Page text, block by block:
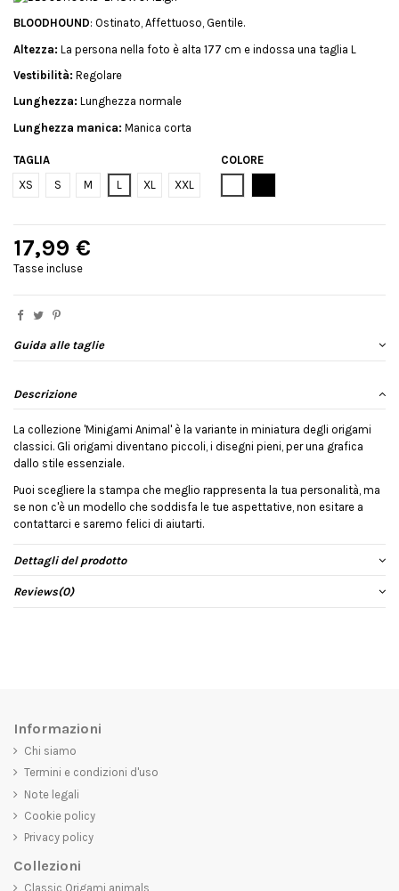
BLOODHOUND: Ostinato, Affettuoso, Gentile.
Altezza: La persona nella foto è alta 177 cm e indossa una taglia L
Vestibilità: Regolare
Lunghezza: Lunghezza normale
Lunghezza manica: Manica corta
TAGLIA
XS
S M L XL XXL
COLORE
17,99 €
Tasse incluse
Guida alle taglie
Descrizione
La collezione 'Minigami Animal' è la variante in miniatura degli origami
classici. Gli origami diventano piccoli, i disegni pieni, per una grafica
dallo stile essenziale.
Puoi scegliere la stampa che meglio rappresenta la tua personalità, ma
se non c'è un modello che soddisfa le tue aspettative, non esitare a
contattarci e saremo felici di aiutarti.
Dettagli del prodotto
Reviews(0)
Informazioni
Chi siamo
Termini e condizioni d'uso
Note legali
Cookie policy
Privacy policy
Collezioni
Classic Origami animals